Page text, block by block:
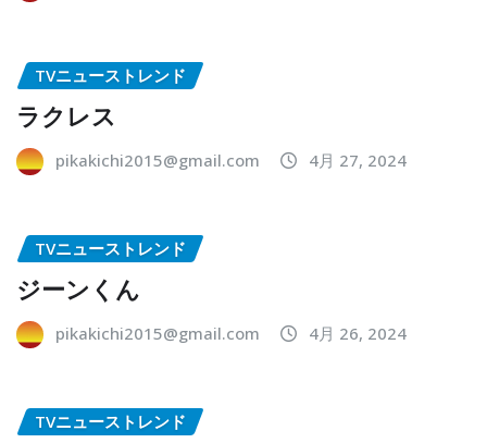
TVニューストレンド
ラクレス
pikakichi2015@gmail.com 4月 27, 2024
TVニューストレンド
ジーンくん
pikakichi2015@gmail.com 4月 26, 2024
TVニューストレンド